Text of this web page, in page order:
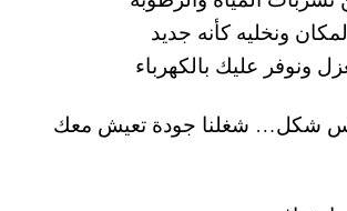
ونخليه كأنه جديد
ونوفر عليك بالكهرباء
شكل… شغلنا جودة تعيش معك